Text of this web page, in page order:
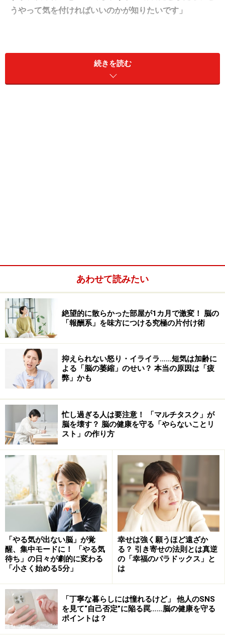
うやって気を付ければいいのかが知りたいです」
A. 脳や体への影響はありません。不要な心
配の方が、健康によくありません
今年2024年は太陽の表面で「太陽フレア」と呼ばれる大
その一方で、太陽フレアが放出する電磁波が地球に到達
すると、通信網などに障害をおよぼす恐れだけでなく、
人体にも有害で、悪い影響があるのではないかと心配な
方もいらっしゃるようです。
結論から申し上げると、脳や体への悪影響を心配する必
要はありません。
私たちの地球に常に光を降り注いでくれている太陽は、
常に内部で核融合反応を繰り返している巨大なエネルギ
ーの塊です。そのエネルギーが溜まり過ぎたときに、爆
発的に外部に放出する現象が「太陽フレア」です。もの
すごく簡単に言ってしまえば、私たち人間のオナラのよ
うな現象です。太陽も時々ガス抜きが必要なのです。小
規模なものは毎日3回ほど、大規模なものでも数年毎に
起きているので、そこまで特別なものではありません。
また「電磁波」というと、「体に悪い怖いもの」という
イメージを持たれている方がいるようですが、それは誤
解です。そもそも電磁波とは、電場と磁場の変化を伝え
る「波」の総称です。波長によって呼び方が変わり、長
波長側から、電波、赤外線、可視光線、紫外線、X線
続きを読む
あわせて読みたい
絶望的に散らかった部屋が1カ月で激変！ 脳の
「報酬系」を味方につける究極の片付け術
抑えられない怒り・イライラ……短気は加齢に
よる「脳の萎縮」のせい？ 本当の原因は「疲
弊」かも
忙し過ぎる人は要注意！ 「マルチタスク」が
脳を壊す？ 脳の健康を守る「やらないことリ
スト」の作り方
「やる気が出ない脳」が覚
醒、集中モードに！ 「やる気
待ち」の日々が劇的に変わる
「小さく始める5分」
幸せは強く願うほど遠ざか
る？ 引き寄せの法則とは真逆
の「幸福のパラドックス」と
は
「丁寧な暮らしには憧れるけど」 他人のSNS
を見て“自己否定”に陥る罠……脳の健康を守る
ポイントは？